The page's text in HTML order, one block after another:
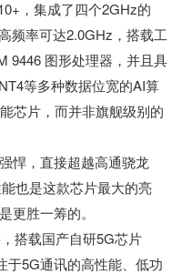
，集成了四个2GHz的
频率可达2.0GHz，搭载工
9446 图形处理器，并且具
等多种数据位宽的AI算
芯片，而并非旗舰级别的
悍，直接超越高通骁龙
也是这款芯片最大的亮
更胜一筹的。
于5G通讯的高性能、低功